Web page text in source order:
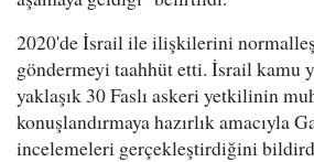
2020'de İsrail ile ilişkilerini
göndermeyi taahhüt etti. İsrail kamu
yaklaşık 30 Faslı askeri yetkilinin
konuşlandırmaya hazırlık amacıyla
incelemeleri gerçekleştirdiğini